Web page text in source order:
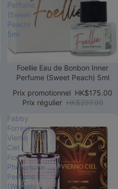
Perfume
(Sweet
Peach)
5ml
Promotion
Foellie Eau de Bonbon Inner
Perfume (Sweet Peach) 5ml
Prix promotionnel HK$175.00
Prix régulier HK$297.00
Fabby
Forrest
Vierno
Ciel
Fox
Pheromone
Perfume
(Women)